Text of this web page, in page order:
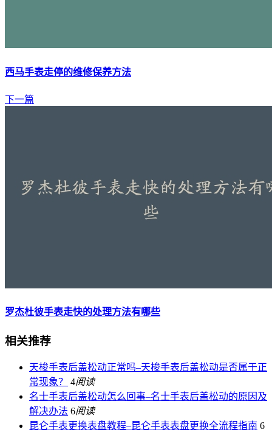
西马手表走停的维修保养方法
下一篇
罗杰杜彼手表走快的处理方法有哪些
相关推荐
天梭手表后盖松动正常吗–天梭手表后盖松动是否属于正
常现象？
4阅读
名士手表后盖松动怎么回事–名士手表后盖松动的原因及
解决办法 6阅读
昆仑手表更换表盘教程–昆仑手表表盘更换全流程指南 6